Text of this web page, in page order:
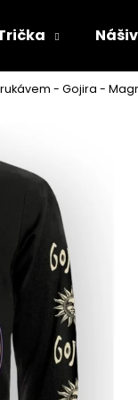
- Gojira -
Co
- MAYHEM -